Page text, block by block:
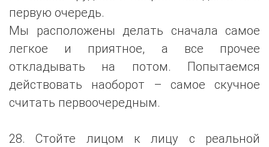
первую очередь.
Мы расположены делать сначала самое
легкое и приятное, а все прочее
откладывать на потом. Попытаемся
действовать наоборот – самое скучное
считать первоочередным.
28. Стойте лицом к лицу с реальной